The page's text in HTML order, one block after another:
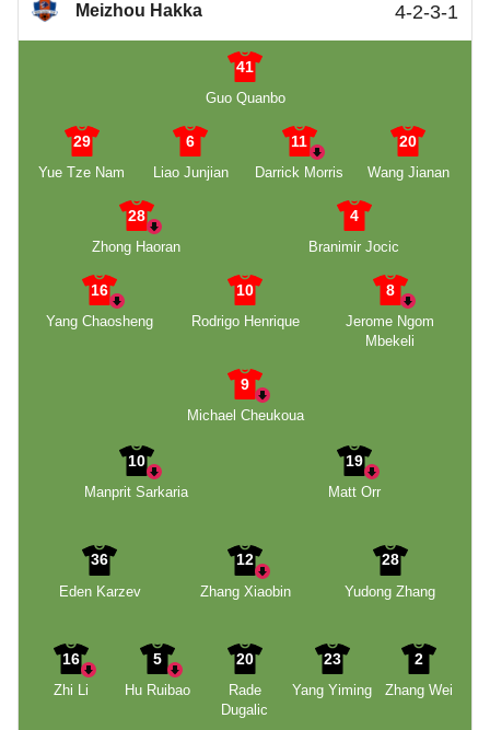
Meizhou Hakka 4-2-3-1
41
Guo Quanbo
29
Yue Tze Nam
6
Liao Junjian
11
Darrick Morris
20
Wang Jianan
28
Zhong Haoran
4
Branimir Jocic
16
Yang Chaosheng
10
Rodrigo Henrique
8
Jerome Ngom
Mbekeli
9
Michael Cheukoua
10
Manprit Sarkaria
19
Matt Orr
36
Eden Karzev
12
Zhang Xiaobin
28
Yudong Zhang
16
Zhi Li
5
Hu Ruibao
20
Rade
Dugalic
23
Yang Yiming
2
Zhang Wei